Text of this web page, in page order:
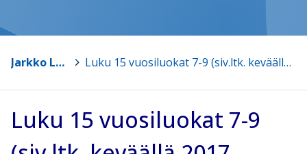
Jarkko Lampinen Luku 15 vuosiluokat 7-9 (siv.ltk. keväällä 2017, vanha)
Luku 15 vuosiluokat 7-9